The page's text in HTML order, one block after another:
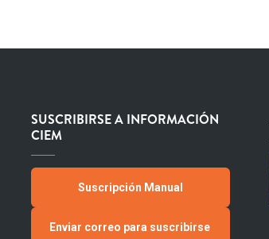
SUSCRIBIRSE A INFORMACIÓN
CIEM
Suscripción Manual
Enviar correo para suscribirse